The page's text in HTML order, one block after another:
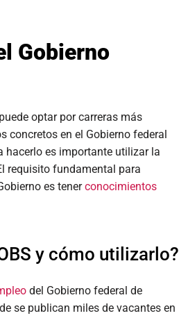
Gobierno
optar por carreras más
concretos en el Gobierno federal
hacerlo es importante utilizar la
requisito fundamental para
es tenerconocimientos
y cómo utilizarlo?
del Gobierno federal de
se publican miles de vacantes en